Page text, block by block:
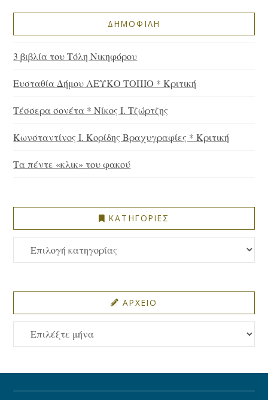
ΔΗΜΟΦΙΛΗ
3 βιβλία του Τόλη Νικηφόρου
Ευσταθία Δήμου ΛΕΥΚΟ ΤΟΠΙΟ * Κριτική
Τέσσερα σονέτα * Νίκος Ι. Τζώρτζης
Κωνσταντίνος Ι. Κορίδης Βραχυγραφίες * Κριτική
Τα πέντε «κλικ» του φακού
ΚΑΤΗΓΟΡΙΕΣ
ΚΑΤΗΓΟΡΙΕΣ
ΑΡΧΕΙΟ
ΑΡΧΕΙΟ